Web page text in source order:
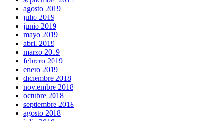
agosto 2019
julio 2019
junio 2019
mayo 2019
abril 2019
marzo 2019
febrero 2019
enero 2019
diciembre 2018
noviembre 2018
octubre 2018
septiembre 2018
agosto 2018